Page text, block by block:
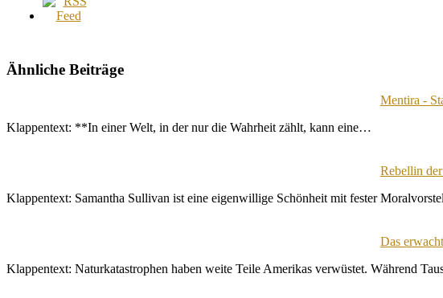
Ähnliche Beiträge
Mentira -
Klappentext: **In einer Welt, in der nur die Wahrheit zählt, kann eine…
Rebellin
Klappentext: Samantha Sullivan ist eine eigenwillige Schönheit mit fester
Das
Klappentext: Naturkatastrophen haben weite Teile Amerikas verwüstet. Während